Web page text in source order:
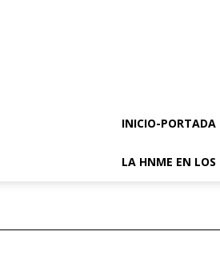
INICIO-PORTADA
LA HNME EN